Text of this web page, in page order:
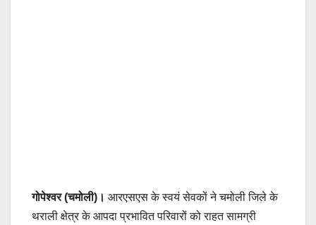
गोपेश्वर (चमोली)। आरएसएस के स्वयं सेवकों ने चमोली जिले के
थराली क्षेत्र के आपदा प्रभावित परिवारों को राहत सामग्री